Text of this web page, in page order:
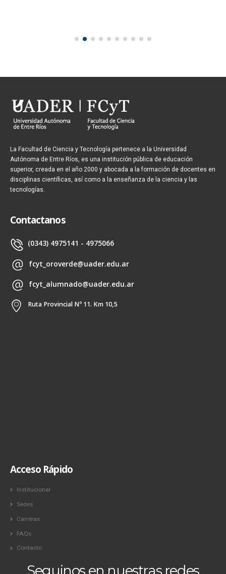
La Facultad de Ciencia y Tecnología pertenece a la Universidad
Autónoma de Entre Ríos, es una institución pública de educación
superior, creada en el año 2000 y abocada a la formación de docentes en
disciplinas científicas, así como a la enseñanza de la ciencia y las
tecnologías.
Contactanos
(0343) 4975141 - 4975066
fcyt_oroverde@uader.edu.ar
fcyt_alumnado@uader.edu.ar
Ruta Provincial Nº 11. Km 10,5
Acceso Rápido
Institucional
Sedes
Carreras
FAQs
Contacto
Seguinos en nuestras redes